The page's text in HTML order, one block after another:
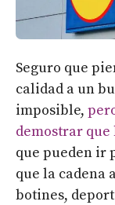
Seguro que
calidad a un
imposible,
demostrar que
que pueden ir
que la cadena
botines,